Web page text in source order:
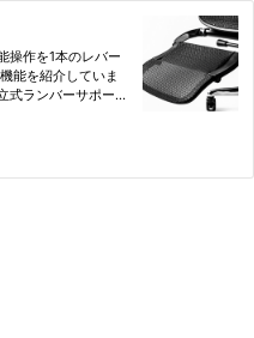
操作を1本のレバー
能を紹介していま
式ランバーサポート